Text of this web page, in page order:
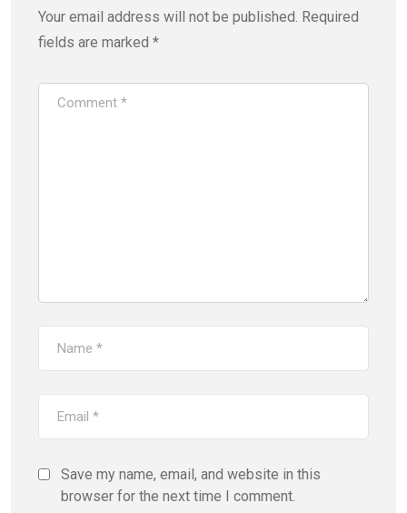
Your email address will not be published. Required
fields are marked *
Save my name, email, and website in this
browser for the next time I comment.